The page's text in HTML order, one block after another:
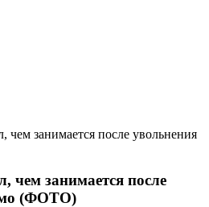
чем занимается после увольнения
чем занимается после
(ФОТО)